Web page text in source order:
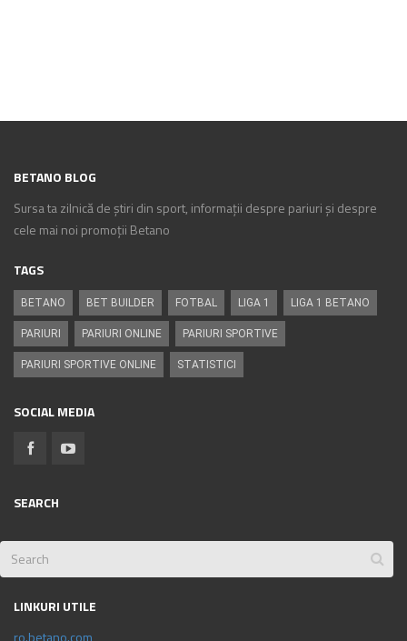
BETANO BLOG
Sursa ta zilnică de știri din sport, informații despre pariuri și despre
cele mai noi promoții Betano
TAGS
BETANO BET BUILDER FOTBAL LIGA 1 LIGA 1 BETANO
PARIURI PARIURI ONLINE PARIURI SPORTIVE
PARIURI SPORTIVE ONLINE STATISTICI
SOCIAL MEDIA
SEARCH
LINKURI UTILE
ro.betano.com